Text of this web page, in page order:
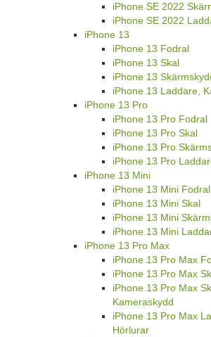
iPhone SE 2022
iPhone SE 2022
iPhone 13
iPhone 13 Fodral
iPhone 13 Skal
iPhone 13
iPhone 13 Laddare,
iPhone 13 Pro
iPhone 13 Pro Fodral
iPhone 13 Pro Skal
iPhone 13 Pro
iPhone 13 Pro
iPhone 13 Mini
iPhone 13 Mini Fodral
iPhone 13 Mini Skal
iPhone 13 Mini
iPhone 13 Mini
iPhone 13 Pro Max
iPhone 13 Pro Max
iPhone 13 Pro Max
iPhone 13 Pro Max
Kameraskydd
iPhone 13 Pro Max
Hörlurar